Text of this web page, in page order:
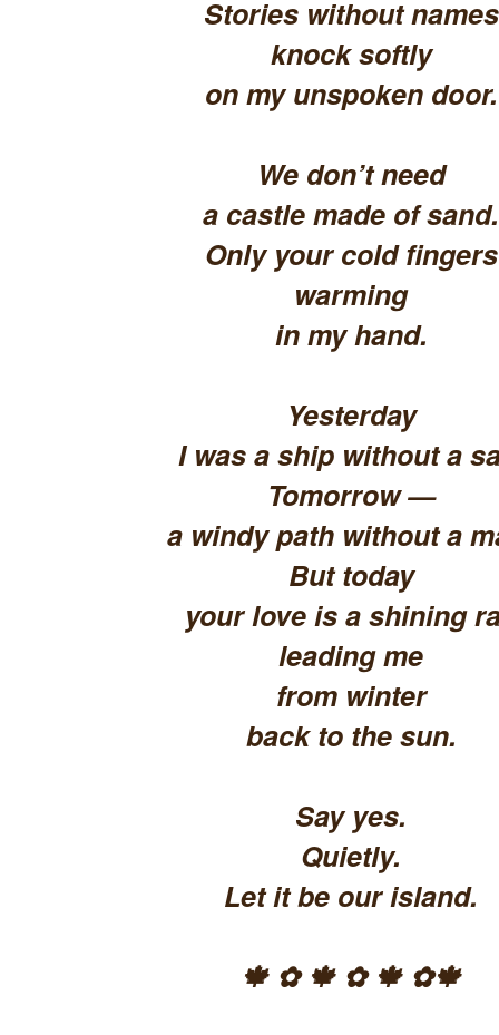
Stories without names
knock softly
on my unspoken door.
We don’t need
a castle made of sand.
Only your cold fingers
warming
in my hand.
Yesterday
I was a ship without a
Tomorrow —
a windy path without a
But today
your love is a shining
leading me
from winter
back to the sun.
Say yes.
Quietly.
Let it be our island.
🍁 ✿ 🍁 ✿ 🍁 ✿🍁